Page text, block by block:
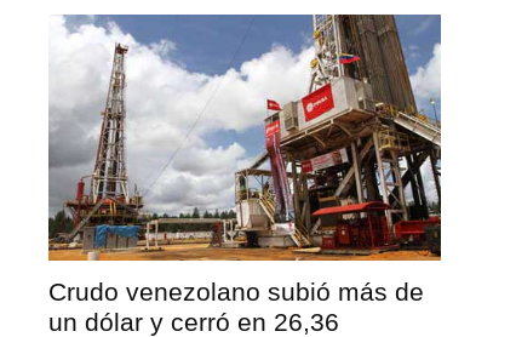
Crudo venezolano subió más de
un dólar y cerró en 26,36